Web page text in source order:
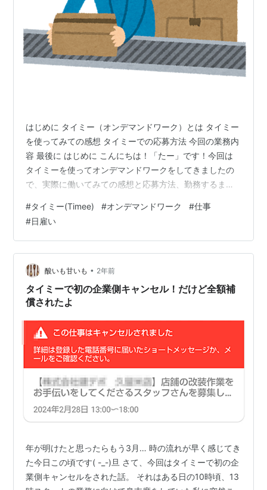
はじめに タイミー（オンデマンドワーク）とは タイミー
を使ってみての感想 タイミーでの応募方法 今回の業務内
容 最後に はじめに こんにちは！「たー」です！今回は
タイミーを使ってオンデマンドワークをしてきましたの
で、実際に働いてみての感想と応募方法、勤務するまで
ンドワーク）とは 念の為、タイミーを知らない方に説明
すると、ユーザ（働く）側は主に空いた時間やスキマ時
間を使って働くことができ、柔軟な働き方ができる他、
面倒くさい面接もなく即日で働くことができます、さら
に給与も即日支払われ、企業側、ユーザ側にとってもメ
リットが多いサービスです、とても便…
#タイミー(Timee) #オンデマンドワーク #仕事
#日雇い
酸いも甘いも • 2年前
タイミーで初の企業側キャンセル！だけど全額補
償されたよ
年が明けたと思ったらもう3月… 時の流れが早く感じてき
た今日この頃です( -_-)旦 さて、今回はタイミーで初の企
業側キャンセルをされた話。 それはある日の10時頃、13